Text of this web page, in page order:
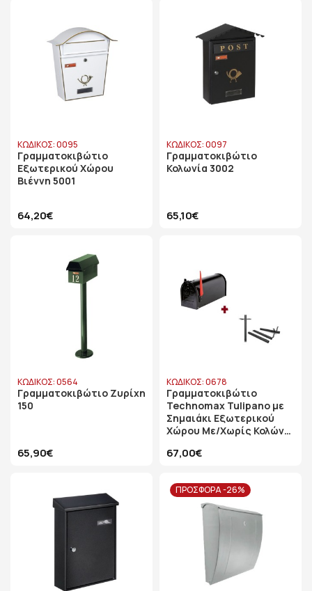
ΚΩΔΙΚΟΣ: 0095
Γραμματοκιβώτιο
Εξωτερικού Χώρου
Βιέννη 5001
64,20€
ΚΩΔΙΚΟΣ: 0097
Γραμματοκιβώτιο
Κολωνία 3002
65,10€
ΚΩΔΙΚΟΣ: 0564
Γραμματοκιβώτιο Ζυρίχη
150
65,90€
ΚΩΔΙΚΟΣ: 0678
Γραμματοκιβώτιο
Technomax Tulipano με
Σημαιάκι Εξωτερικού
Χώρου Με/Χωρίς Κολώνα
67,00€
ΠΡΟΣΦΟΡΑ -26%